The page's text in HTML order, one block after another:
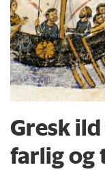
Gresk
farlig og